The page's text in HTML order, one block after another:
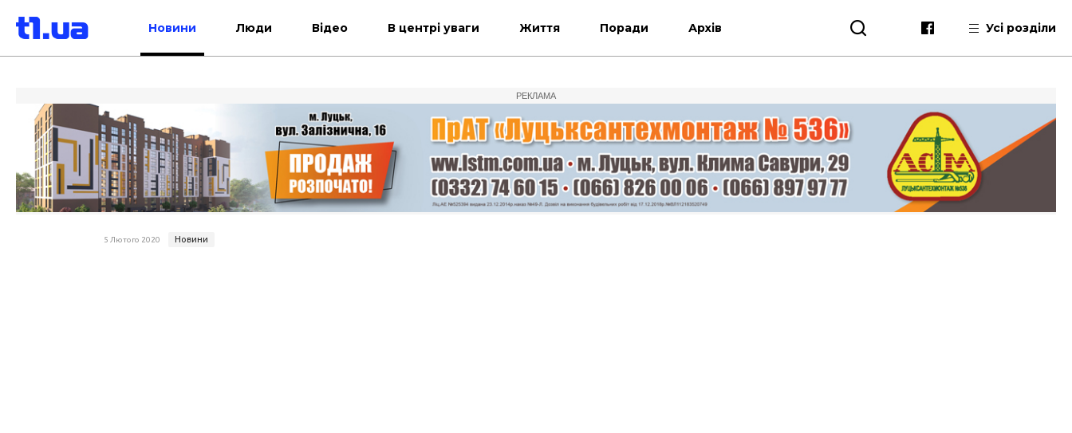
Новини Люди Відео В центрі уваги Життя Поради Архів Усі розділи
РЕКЛАМА
5 Лютого 2020 Новини